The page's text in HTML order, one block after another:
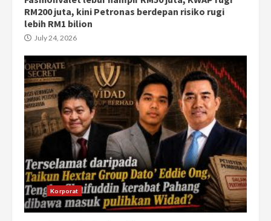
RM200 juta, kini Petronas berdepan risiko rugi
lebih RM1 bilion
July 24, 2026
Korporat